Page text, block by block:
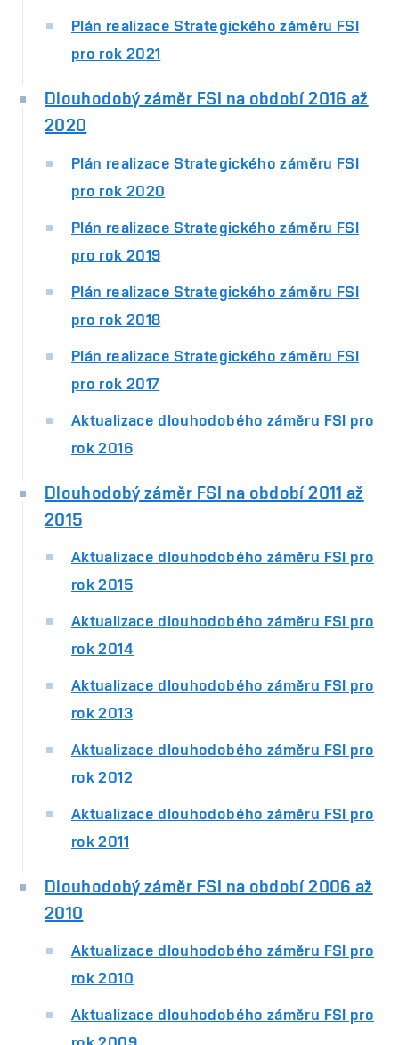
Plán realizace Strategického záměru FSI
pro rok 2021
Dlouhodobý záměr FSI na období 2016 až
2020
Plán realizace Strategického záměru FSI
pro rok 2020
Plán realizace Strategického záměru FSI
pro rok 2019
Plán realizace Strategického záměru FSI
pro rok 2018
Plán realizace Strategického záměru FSI
pro rok 2017
Aktualizace dlouhodobého záměru FSI pro
rok 2016
Dlouhodobý záměr FSI na období 2011 až
2015
Aktualizace dlouhodobého záměru FSI pro
rok 2015
Aktualizace dlouhodobého záměru FSI pro
rok 2014
Aktualizace dlouhodobého záměru FSI pro
rok 2013
Aktualizace dlouhodobého záměru FSI pro
rok 2012
Aktualizace dlouhodobého záměru FSI pro
rok 2011
Dlouhodobý záměr FSI na období 2006 až
2010
Aktualizace dlouhodobého záměru FSI pro
rok 2010
Aktualizace dlouhodobého záměru FSI pro